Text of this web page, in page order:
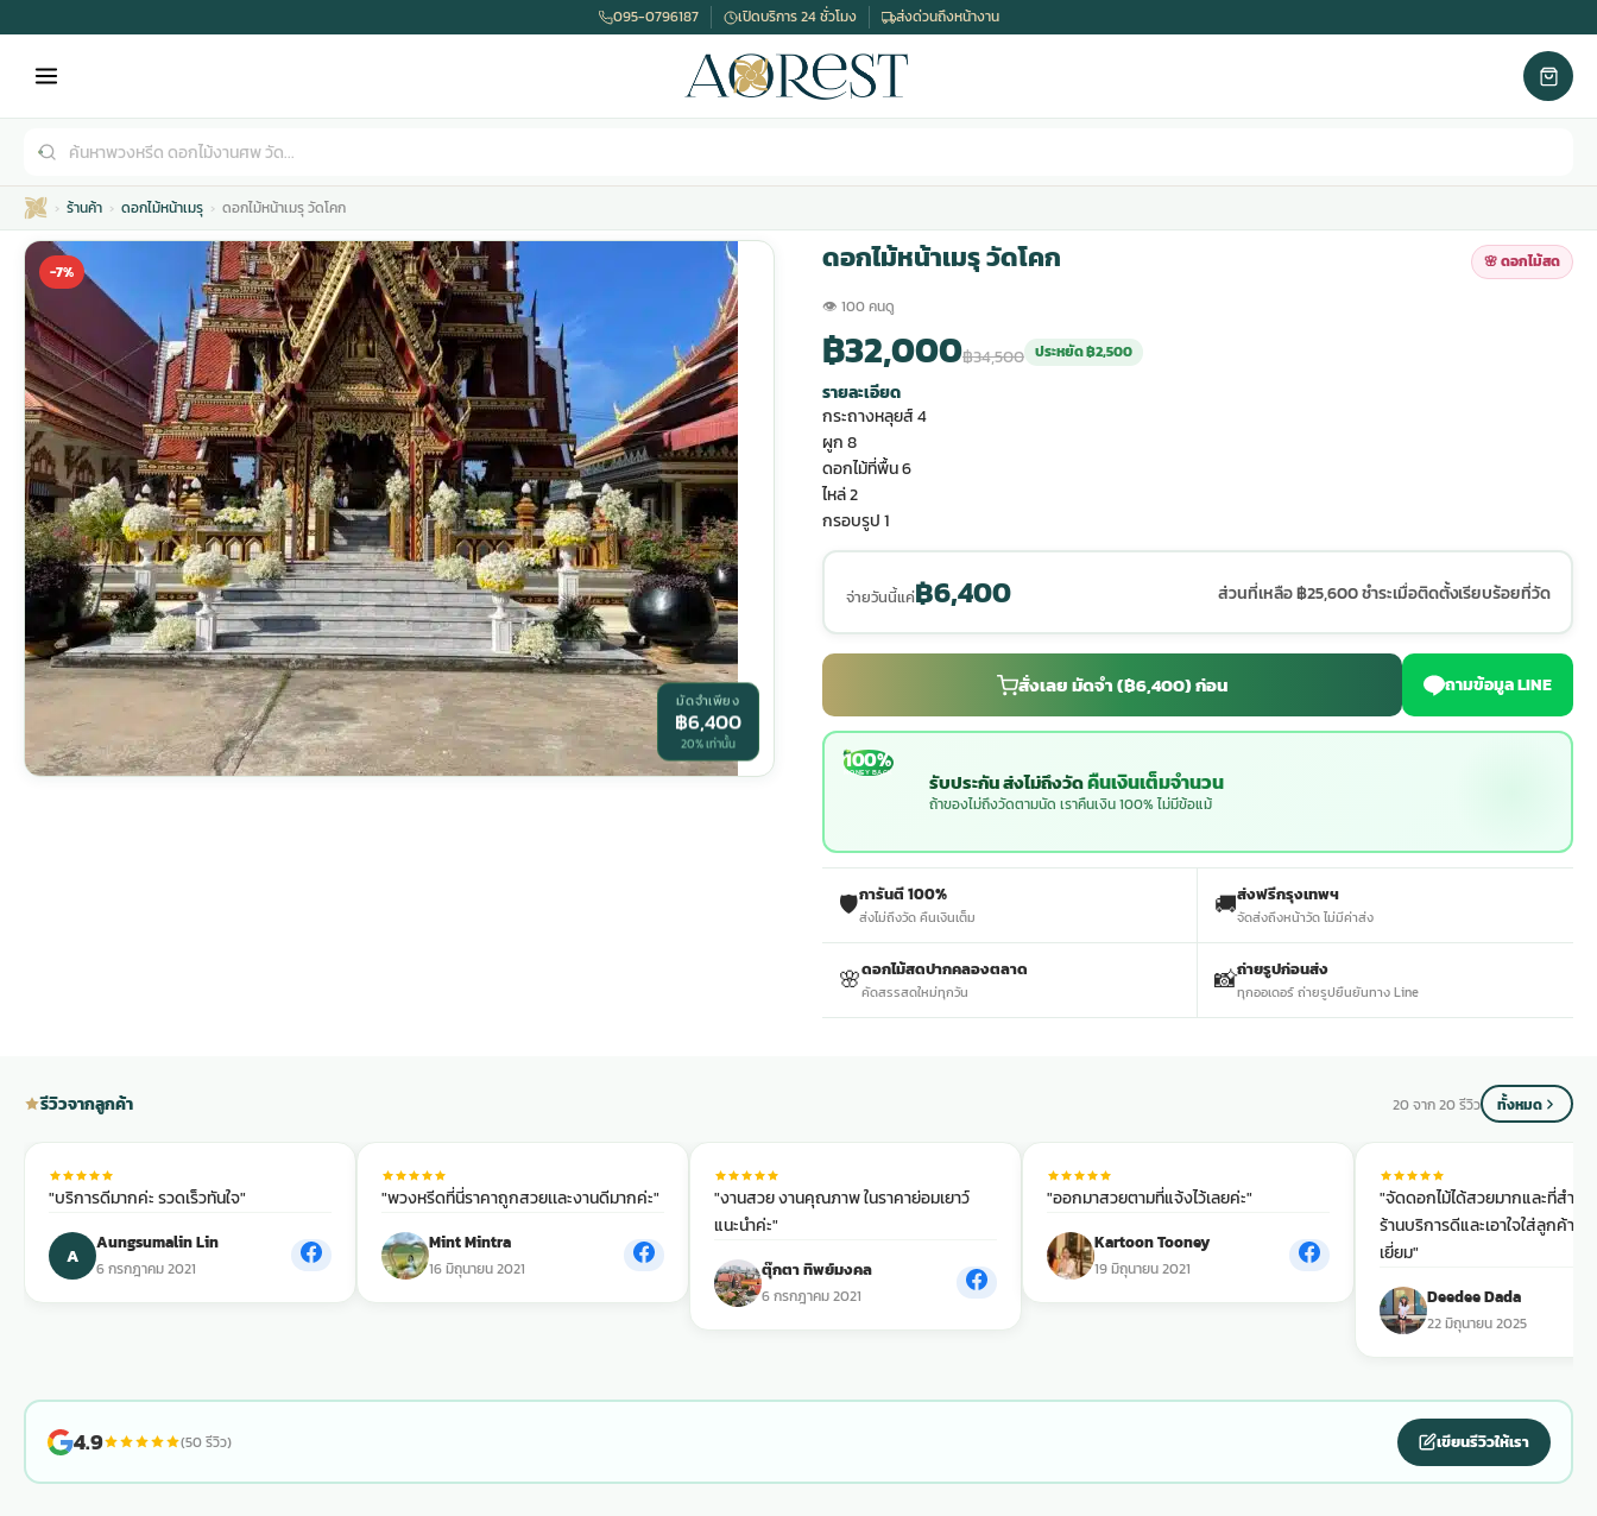
ดอกไม้หน้าศพ
ดอกไม้จัดงานศพ
จัดดอกไม้หน้าศพ
ดอกไม้หน้าหีบ
ดอกไม้หน้างานศพ
ดอกไม้หน้าโลง
ดอกไม้งานศพ กรุงเทพ
ดอกไม้งานศพ ปากคลองตลาด
ร้านดอกไม้งานศพ ใกล้ฉัน
ดอกไม้งานศพ ส่งฟรี
พวงหรีด กรุงเทพ
พวงหรีดราคา
สั่งพวงหรีด
ร้านพวงหรีด
ดอกไม้พวงหรีด
พวงหรีดปทุม
พวงหรีดดอกไม้สด ราคาถูก
สั่งพวงหรีด ออนไลน์
ส่งพวงหรีด ด่วน กรุงเทพ
พวงหรีด ส่งด่วน วันนี้
มรุ
น้าเมรุ
มรุสีขาว
ไม้หน้าเมรุ
กไม้หน้าเมรุ
น้าเมรุ ราคา
ระดับเมรุ
มรุ ออนไลน์
มรุ ส่งด่วน
ไม้งานแต่ง
ไม้งานแต่ง ราคา
ไม้งานแต่ง ราคาถูก
ไม้งานแต่ง กรุงเทพ
อกไม้งานแต่ง
ดอกไม้งานแต่ง
พวงหรีดพัดลม
พวงหรีดพัดลม ราคา
พวงหรีดพัดลม ราคาถูก
พวงหรีดพัดลม กรุงเทพ
พวงหรีดพัดลม ส่งด่วน
สั่งพวงหรีดพัดลม
รับจัดงานศพ
รับจัดงานศพ ราคา
รับจัดงานศพ ครบวงจร
รับจัดงานศพ กรุงเทพ
แพ็คเกจจัดงานศพ
ค่าใช้จ่ายจัดงานศพ
095-0796187 เปิดบริการ 24 ชั่วโมง ส่งด่วนถึงหน้างาน
ร้านค้า ดอกไม้หน้าเมรุ ดอกไม้หน้าเมรุ วัดโคก
-7%
มัดจำเพียง
฿6,400
20% เท่านั้น
ดอกไม้หน้าเมรุ วัดโคก 🌸 ดอกไม้สด
👁 100 คนดู
฿32,000฿34,500 ประหยัด ฿2,500
รายละเอียด
กระถางหลุยส์ 4
ผูก 8
ดอกไม้ที่พื้น 6
ไหล่ 2
กรอบรูป 1
จ่ายวันนี้แค่฿6,400 ส่วนที่เหลือ ฿25,600 ชำระเมื่อติดตั้งเรียบร้อยที่วัด
สั่งเลย มัดจำ (฿6,400) ก่อน ถามข้อมูล LINE
100%
MONEY BACK รับประกัน ส่งไม่ถึงวัดคืนเงินเต็มจำนวน
ถ้าของไม่ถึงวัดตามนัด เราคืนเงิน 100% ไม่มีข้อแม้
🛡️การันตี 100%
ส่งไม่ถึงวัด คืนเงินเต็ม 🚚ส่งฟรีกรุงเทพฯ
จัดส่งถึงหน้าวัด ไม่มีค่าส่ง
🌸ดอกไม้สดปากคลองตลาด
คัดสรรสดใหม่ทุกวัน 📸ถ่ายรูปก่อนส่ง
ทุกออเดอร์ ถ่ายรูปยืนยันทาง Line
รีวิวจากลูกค้า 20 จาก 20 รีวิว ทั้งหมด
"บริการดีมากค่ะ รวดเร็วทันใจ"
A Aungsumalin Lin
6 กรกฎาคม 2021
"พวงหรีดที่นี่ราคาถูกสวยเเละงานดีมากค่ะ"
Mint Mintra
16 มิถุนายน 2021
"งานสวย งานคุณภาพ ในราคาย่อมเยาว์
แนะนำค่ะ"
ตุ๊กตา ทิพย์มงคล
6 กรกฎาคม 2021
"ออกมาสวยตามที่แจ้งไว้เลยค่ะ"
Kartoon Tooney
19 มิถุนายน 2021
"จัดดอกไม้ได้สวยมากและที่สำคั
ร้านบริการดีและเอาใจใส่ลูกค้าไ
เยี่ยม"
Deedee Dada
22 มิถุนายน 2025
4.9 (50 รีวิว) เขียนรีวิวให้เรา